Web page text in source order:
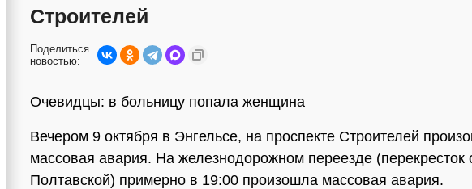
Строителей
Поделиться
новостью:
Очевидцы: в больницу попала женщина
Вечером 9 октября в Энгельсе, на проспекте Строителей
массовая авария. На железнодорожном переезде (перекресток
Полтавской) примерно в 19:00 произошла массовая авария.